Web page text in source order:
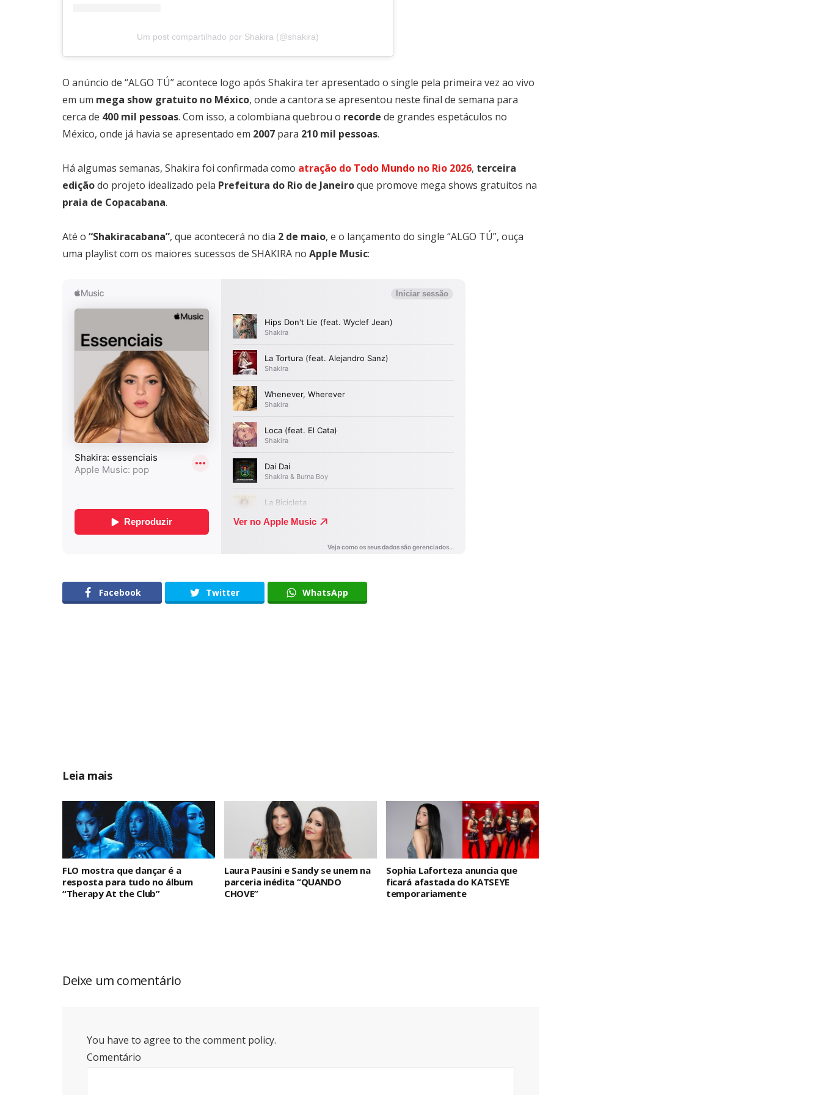
Um post compartilhado por Shakira (@shakira)
O anúncio de “ALGO TÚ” acontece logo após Shakira ter apresentado o single pela primeira vez ao vivo
em um mega show gratuito no México, onde a cantora se apresentou neste final de semana para
cerca de 400 mil pessoas. Com isso, a colombiana quebrou o recorde de grandes espetáculos no
México, onde já havia se apresentado em 2007 para 210 mil pessoas.
Há algumas semanas, Shakira foi confirmada como atração do Todo Mundo no Rio 2026, terceira
ediçãodo projeto idealizado pela Prefeitura do Rio de Janeiroque promove mega shows gratuitos na
praia de Copacabana.
Até o “Shakiracabana”, que acontecerá no dia 2 de maio, e o lançamento do single “ALGO TÚ”, ouça
uma playlist com os maiores sucessos de SHAKIRA no Apple Music:
Facebook Twitter WhatsApp
Leia mais
FLO mostra que dançar é a
resposta para tudo no álbum
“Therapy At the Club”
Laura Pausini e Sandy se unem na
parceria inédita “QUANDO
CHOVE”
Sophia Laforteza anuncia que
ficará afastada do KATSEYE
temporariamente
Deixe um comentário
You have to agree to the comment policy.
Comentário
Most Popular Topics
Editor Picks